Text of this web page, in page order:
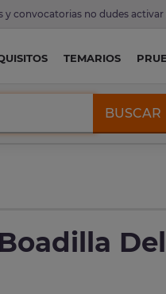
y convocatorias no dudes activar
TEMARIOS
BUSCAR
Del